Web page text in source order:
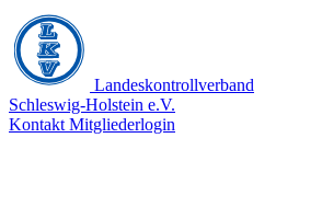
Landeskontrollverband
Schleswig-Holstein e.V.
Kontakt Mitgliederlogin